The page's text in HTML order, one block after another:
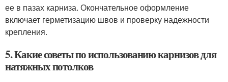
ее в пазах карниза. Окончательное оформление
включает герметизацию швов и проверку надежности
крепления.
5. Какие советы по использованию карнизов для
натяжных потолков